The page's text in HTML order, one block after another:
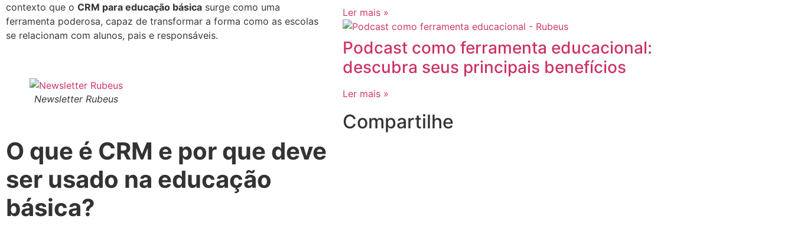
contexto que o CRM para educação básica surge como uma
ferramenta poderosa, capaz de transformar a forma como as escolas
se relacionam com alunos, pais e responsáveis.
Newsletter Rubeus
O que é CRM e por que deve
ser usado na educação
básica?
Ler mais »
Podcast como ferramenta educacional:
descubra seus principais benefícios
Ler mais »
Compartilhe